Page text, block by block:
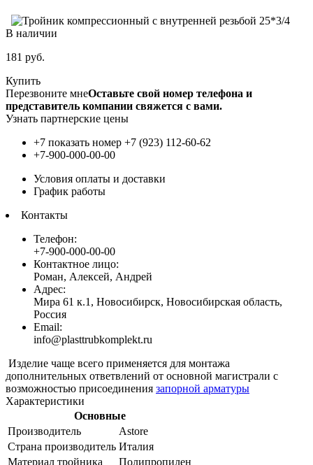
В наличии
181 руб.
Купить
Перезвоните мнеОставьте свой номер телефона и
представитель компании свяжется с вами.
Узнать партнерские цены
+7 показать номер +7 (923) 112-60-62
+7-900-000-00-00
Условия оплаты и доставки
График работы
Контакты
Телефон:
+7-900-000-00-00
Контактное лицо:
Роман, Алексей, Андрей
Адрес:
Мира 61 к.1, Новосибирск, Новосибирская область,
Россия
Email:
info@plasttrubkomplekt.ru
Изделие чаще всего применяется для монтажа
дополнительных ответвлений от основной магистрали с
возможностью присоединения запорной арматуры
Характеристики
Основные
Производитель
Astore
Страна производитель Италия
Материал тройника
Полипропилен